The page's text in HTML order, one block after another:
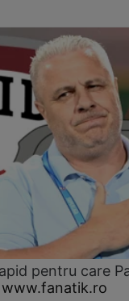
pentru care
www.fanatik.ro